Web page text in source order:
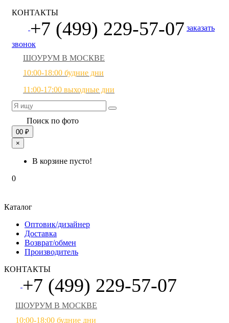
КОНТАКТЫ
+7 (499) 229-57-07 заказать
звонок
ШОУРУМ В МОСКВЕ
10:00-18:00 будние дни
11:00-17:00 выходные дни
Поиск по фото
00 ₽
×
В корзине пусто!
0
Каталог
Оптовик/дизайнер
Доставка
Возврат/обмен
Производитель
КОНТАКТЫ
+7 (499) 229-57-07
ШОУРУМ В МОСКВЕ
10:00-18:00 будние дни